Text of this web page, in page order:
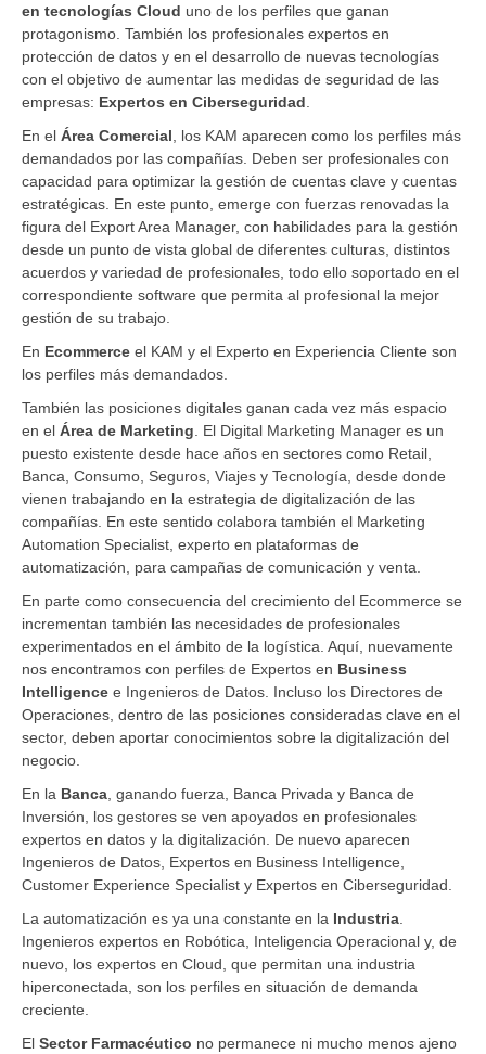
en tecnologías Cloud uno de los perfiles que ganan
protagonismo. También los profesionales expertos en
protección de datos y en el desarrollo de nuevas tecnologías
con el objetivo de aumentar las medidas de seguridad de las
empresas: Expertos en Ciberseguridad
En el Área Comercial , los KAM aparecen como los perfiles más
demandados por las compañías. Deben ser profesionales con
capacidad para optimizar la gestión de cuentas clave y cuentas
estratégicas. En este punto, emerge con fuerzas renovadas la
figura del Export Area Manager, con habilidades para la gestión
desde un punto de vista global de diferentes culturas, distintos
acuerdos y variedad de profesionales, todo ello soportado en el
correspondiente software que permita al profesional la mejor
gestión de su trabajo.
En Ecommerce el KAM y el Experto en Experiencia Cliente son
los perfiles más demandados.
También las posiciones digitales ganan cada vez más espacio
en el Área de Marketing . El Digital Marketing Manager es un
puesto existente desde hace años en sectores como Retail,
Banca, Consumo, Seguros, Viajes y Tecnología, desde donde
vienen trabajando en la estrategia de digitalización de las
compañías. En este sentido colabora también el Marketing
Automation Specialist, experto en plataformas de
automatización, para campañas de comunicación y venta.
En parte como consecuencia del crecimiento del Ecommerce se
incrementan también las necesidades de profesionales
experimentados en el ámbito de la logística. Aquí, nuevamente
nos encontramos con perfiles de Expertos en Business
Intelligence e Ingenieros de Datos. Incluso los Directores de
Operaciones, dentro de las posiciones consideradas clave en el
sector, deben aportar conocimientos sobre la digitalización del
negocio.
En la Banca , ganando fuerza, Banca Privada y Banca de
Inversión, los gestores se ven apoyados en profesionales
expertos en datos y la digitalización. De nuevo aparecen
Ingenieros de Datos, Expertos en Business Intelligence,
Customer Experience Specialist y Expertos en Ciberseguridad.
La automatización es ya una constante en la Industria
Ingenieros expertos en Robótica, Inteligencia Operacional y, de
nuevo, los expertos en Cloud, que permitan una industria
hiperconectada, son los perfiles en situación de demanda
creciente.
El Sector Farmacéutico no permanece ni mucho menos ajeno